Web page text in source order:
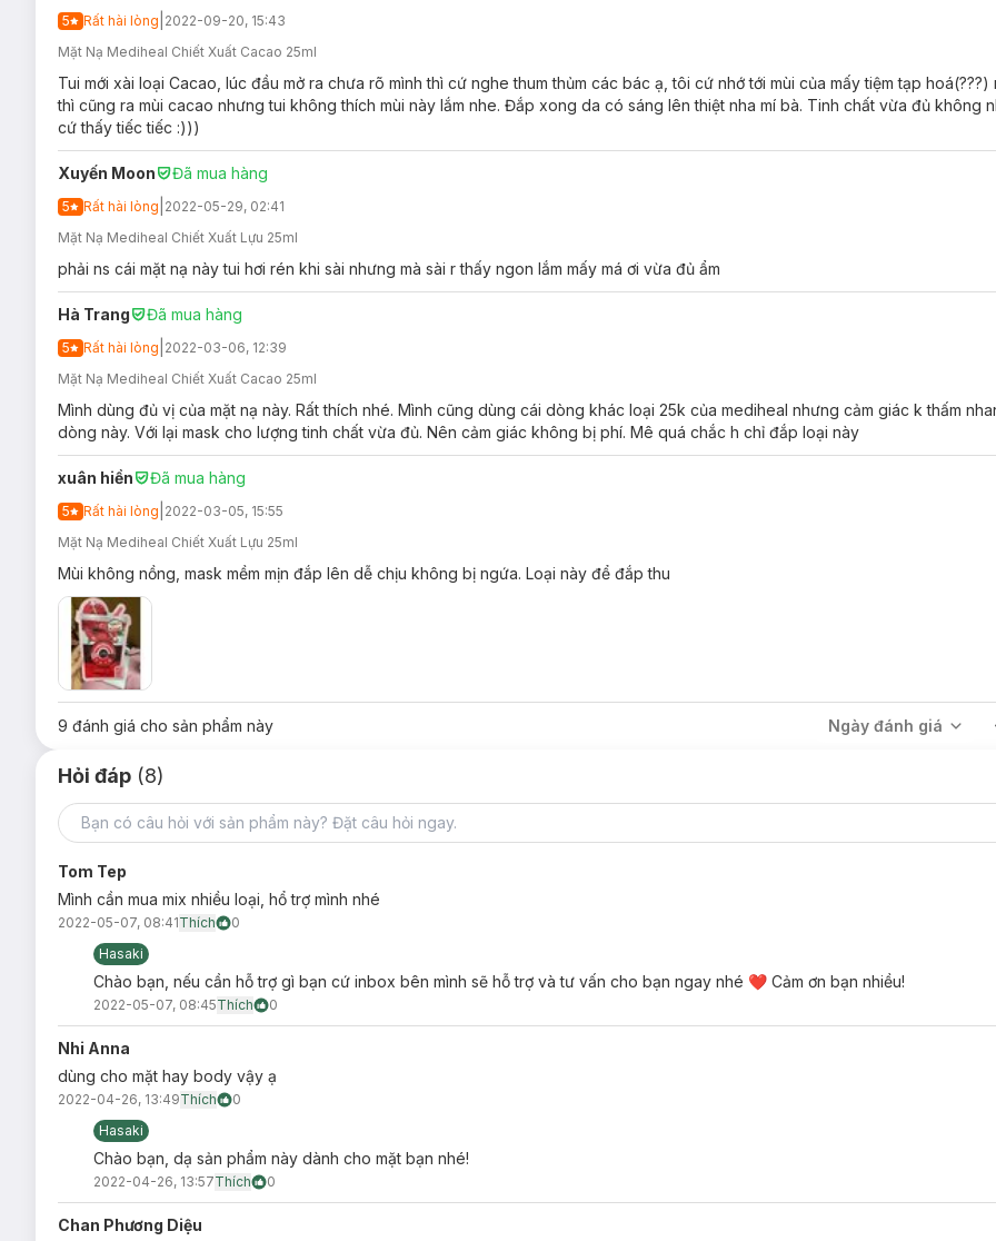
HiệnMặt Nạ Tinh Chất Trái Cây Mediheal Vita Mask
Mặt Nạ Chiết Xuất Bí Ngô Mediheal Pumpkin Vita Mask
5 Rất hài lòng 2022-09-20, 15:43
Mặt Nạ Mediheal Chiết Xuất Cacao 25ml
Tui mới xài loại Cacao, lúc đầu mở ra chưa rõ mình thì cứ nghe thum thủm các bác ạ, tôi cứ nhớ tới mùi của mấy tiệm tạp
thì cũng ra mùi cacao nhưng tui không thích mùi này lắm nhe. Đắp xong da có sáng lên thiệt nha mí bà. Tinh chất vừa đủ không
cứ thấy tiếc tiếc :)))
Xuyến Moon Đã mua hàng
5 Rất hài lòng 2022-05-29, 02:41
Mặt Nạ Mediheal Chiết Xuất Lựu 25ml
phải ns cái mặt nạ này tui hơi rén khi sài nhưng mà sài r thấy ngon lắm mấy má ơi vừa đủ ẩm
Hà Trang Đã mua hàng
5 Rất hài lòng 2022-03-06, 12:39
Mặt Nạ Mediheal Chiết Xuất Cacao 25ml
Mình dùng đủ vị của mặt nạ này. Rất thích nhé. Mình cũng dùng cái dòng khác loại 25k của mediheal nhưng cảm giác k thấm
dòng này. Với lại mask cho lượng tinh chất vừa đủ. Nên cảm giác không bị phí. Mê quá chắc h chỉ đắp loại này
xuân hiền Đã mua hàng
5 Rất hài lòng 2022-03-05, 15:55
Mặt Nạ Mediheal Chiết Xuất Lựu 25ml
Mùi không nồng, mask mềm mịn đắp lên dễ chịu không bị ngứa. Loại này để đắp thu
9 đánh giá cho sản phẩm này Ngày đánh giá
Hỏi đáp (8)
Tom Tep
Mình cần mua mix nhiều loại, hổ trợ mình nhé
2022-05-07, 08:41Thích
0
Hasaki
Chào bạn, nếu cần hỗ trợ gì bạn cứ inbox bên mình sẽ hỗ trợ và tư vấn cho bạn ngay nhé ❤ Cảm ơn bạn nhiều!
2022-05-07, 08:45Thích 0
Nhi Anna
dùng cho mặt hay body vậy ạ
2022-04-26, 13:49Thích
0
Hasaki
Chào bạn, dạ sản phẩm này dành cho mặt bạn nhé!
2022-04-26, 13:57Thích 0
Chan Phương Diệu